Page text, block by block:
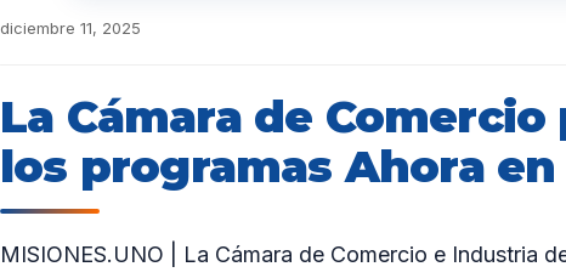
diciembre 11, 2025
La Cámara de
los programas Ahora en
MISIONES.UNO | La Cámara de Comercio e Industria